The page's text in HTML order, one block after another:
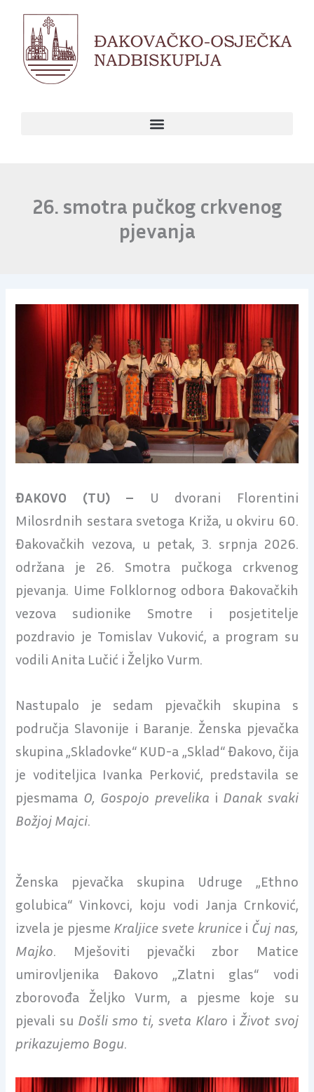
content
26. smotra pučkog crkvenog
pjevanja
ĐAKOVO (TU) – U dvorani Florentini
Milosrdnih sestara svetoga Križa, u okviru 60.
Đakovačkih vezova, u petak, 3. srpnja 2026.
održana je 26. Smotra pučkoga crkvenog
pjevanja. Uime Folklornog odbora Đakovačkih
vezova sudionike Smotre i posjetitelje
pozdravio je Tomislav Vuković, a program su
vodili Anita Lučić i Željko Vurm.
Nastupalo je sedam pjevačkih skupina s
područja Slavonije i Baranje. Ženska pjevačka
skupina „Skladovke“ KUD-a „Sklad“ Đakovo, čija
je voditeljica Ivanka Perković, predstavila se
pjesmama O, Gospojo prevelika i Danak svaki
Božjoj Majci.
Ženska pjevačka skupina Udruge „Ethno
golubica“ Vinkovci, koju vodi Janja Crnković,
izvela je pjesme Kraljice svete krunicei Čuj nas,
Majko. Mješoviti pjevački zbor Matice
umirovljenika Đakovo „Zlatni glas“ vodi
zborovođa Željko Vurm, a pjesme koje su
pjevali su Došli smo ti, sveta Klaro iŽivot svoj
prikazujemo Bogu.